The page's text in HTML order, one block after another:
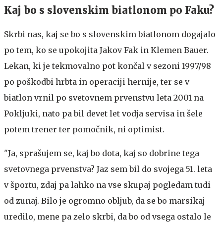
Kaj bo s slovenskim biatlonom po Faku?
Skrbi nas, kaj se bo s slovenskim biatlonom dogajalo
po tem, ko se upokojita Jakov Fak in Klemen Bauer.
Lekan, ki je tekmovalno pot končal v sezoni 1997/98
po poškodbi hrbta in operaciji hernije, ter se v
biatlon vrnil po svetovnem prvenstvu leta 2001 na
Pokljuki, nato pa bil devet let vodja servisa in šele
potem trener ter pomočnik, ni optimist.
"Ja, sprašujem se, kaj bo dota, kaj so dobrine tega
svetovnega prvenstva? Jaz sem bil do svojega 51. leta
v športu, zdaj pa lahko na vse skupaj pogledam tudi
od zunaj. Bilo je ogromno obljub, da se bo marsikaj
uredilo, mene pa zelo skrbi, da bo od vsega ostalo le